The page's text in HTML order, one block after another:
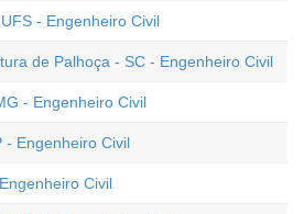
- Engenheiro Civil
de Palhoça - SC - Engenheiro Civil
- Engenheiro Civil
- Engenheiro Civil
Civil